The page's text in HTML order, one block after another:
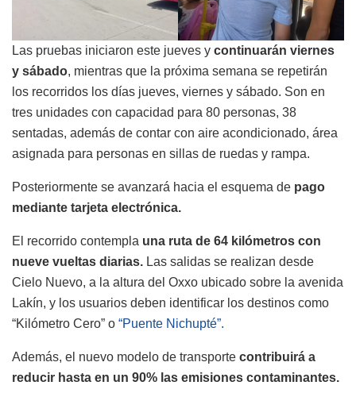
Las pruebas iniciaron este jueves y continuarán viernes
y sábado, mientras que la próxima semana se repetirán
los recorridos los días jueves, viernes y sábado. Son en
tres unidades con capacidad para 80 personas, 38
sentadas, además de contar con aire acondicionado, área
asignada para personas en sillas de ruedas y rampa.
Posteriormente se avanzará hacia el esquema de pago
mediante tarjeta electrónica.
El recorrido contempla una ruta de 64 kilómetros con
nueve vueltas diarias. Las salidas se realizan desde
Cielo Nuevo, a la altura del Oxxo ubicado sobre la avenida
Lakín, y los usuarios deben identificar los destinos como
“Kilómetro Cero” o “Puente Nichupté”.
Además, el nuevo modelo de transporte contribuirá a
reducir hasta en un 90% las emisiones contaminantes.